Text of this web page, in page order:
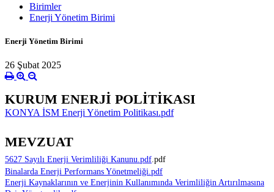
Birimler
Enerji Yönetim Birimi
Enerji Yönetim Birimi
26 Şubat 2025
KURUM ENERJİ POLİTİKASI
KONYA İSM Enerji Yönetim Politikası.pdf
MEVZUAT
5627 Sayılı Enerji Verimliliği Kanunu.pdf.pdf
Binalarda Enerji Performans Yönetmeliği.pdf
Enerji Kaynaklarının ve Enerjinin Kullanımında Verimliliğin Artırılmasına